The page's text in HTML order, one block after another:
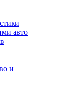
авто
и